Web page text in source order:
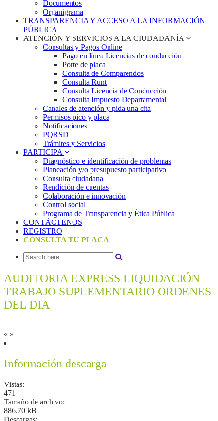
Documentos
Organigrama
TRANSPARENCIA Y ACCESO A LA INFORMACIÓN
PÚBLICA
ATENCIÓN Y SERVICIOS A LA CIUDADANÍA
Consultas y Pagos Online
Pago en línea Licencias de conducción
Porte de placa
Consulta de Comparendos
Consulta Runt
Consulta Licencia de Conducción
Consulta Impuesto Departamental
Canales de atención y pida una cita
Permisos pico y placa
Notificaciones
PQRSD
Trámites y Servicios
PARTICIPA
Diagnóstico e identificación de problemas
Planeación y/o presupuesto participativo​
Consulta ciudadana
Rendición de cuentas
Colaboración e innovación
Control social
Programa de Transparencia y Ética Pública
CONTÁCTENOS
REGISTRO
CONSULTA TU PLACA
AUDITORIA EXPRESS LIQUIDACIÓN
TRABAJO SUPLEMENTARIO ORDENES
DEL DIA
« »
Información descarga
Vistas:
471
Tamaño de archivo:
886.70 kB
Descargas: